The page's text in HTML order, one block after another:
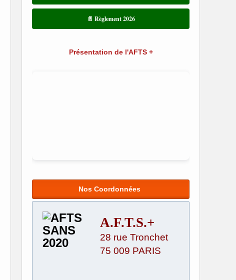
📄 Règlement 2026
Présentation de l'AFTS +
Nos Coordonnées
A.F.T.S.+
28 rue Tronchet
75 009 PARIS